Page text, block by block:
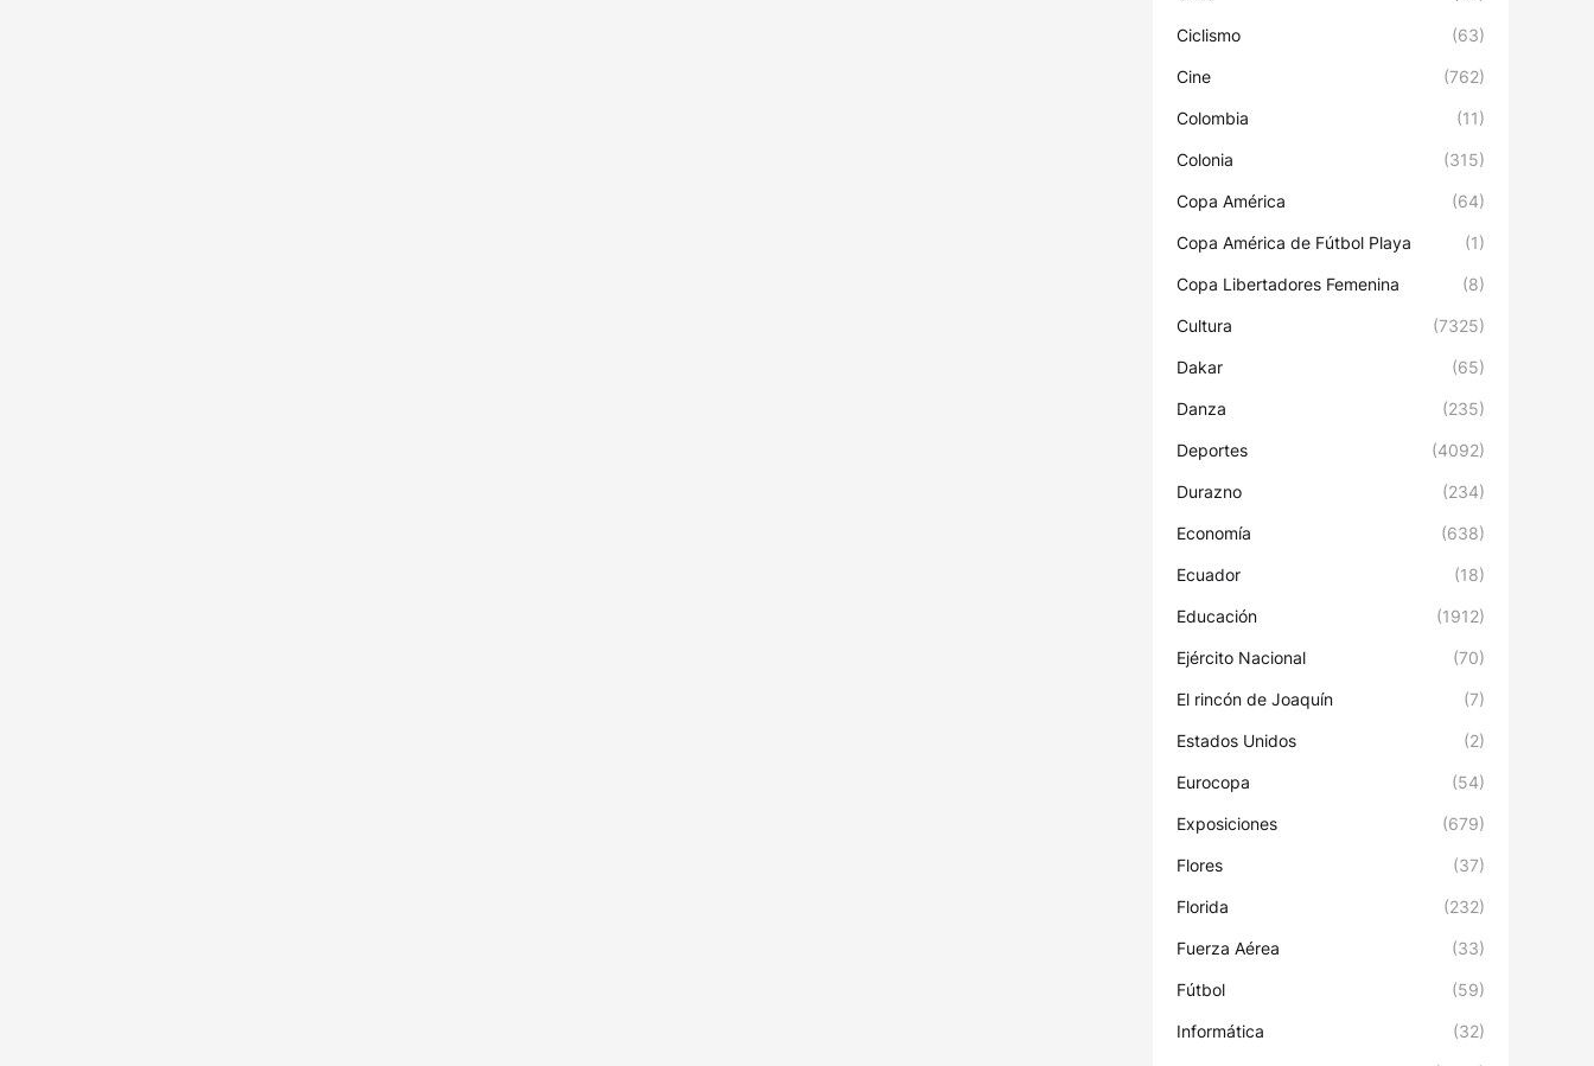
Ciclismo (63)
Cine (762)
Colombia (11)
Colonia (315)
Copa América (64)
Copa América de Fútbol Playa (1)
Copa Libertadores Femenina (8)
Cultura (7325)
Dakar (65)
Danza (235)
Deportes (4092)
Durazno (234)
Economía (638)
Ecuador (18)
Educación (1912)
Ejército Nacional (70)
El rincón de Joaquín (7)
Estados Unidos (2)
Eurocopa (54)
Exposiciones (679)
Flores (37)
Florida (232)
Fuerza Aérea (33)
Fútbol (59)
Informática (32)